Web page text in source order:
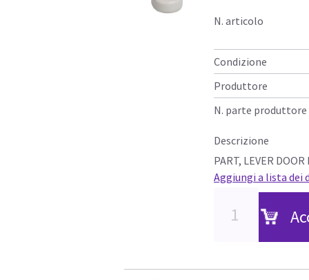
N. articolo
Condizione
Produttore
N. parte produttore
Descrizione
PART, LEVER
Aggiungi a lista dei